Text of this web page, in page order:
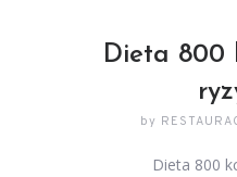
Dieta 800
by
Dieta 800